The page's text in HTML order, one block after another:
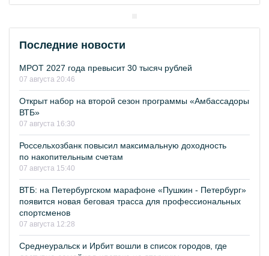
Последние новости
МРОТ 2027 года превысит 30 тысяч рублей
07 августа 20:46
Открыт набор на второй сезон программы «Амбассадоры
ВТБ»
07 августа 16:30
Россельхозбанк повысил максимальную доходность
по накопительным счетам
07 августа 15:40
ВТБ: на Петербургском марафоне «Пушкин - Петербург»
появится новая беговая трасса для профессиональных
спортсменов
07 августа 12:28
Среднеуральск и Ирбит вошли в список городов, где